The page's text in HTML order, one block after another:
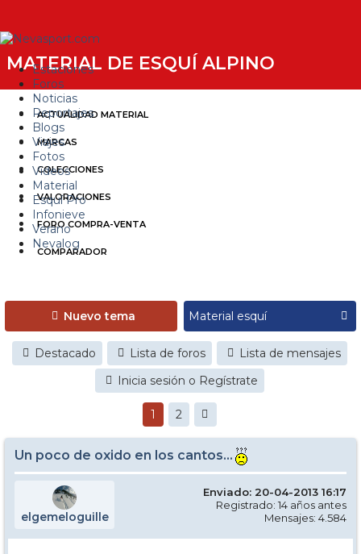
Estaciones
Foros
Noticias
Reportajes
Blogs
Viajes
Fotos
Videos
Material
Esquí Pro
Infonieve
Verano
Nevalog
MATERIAL DE ESQUÍ ALPINO
ACTUALIDAD MATERIAL
MARCAS
COLECCIONES
VALORACIONES
FORO COMPRA-VENTA
COMPARADOR
Nuevo tema
Destacado Lista de foros
Lista de mensajes
Inicia sesión o Regístrate
1 2
Un poco de oxido en los cantos...
elgemeloguille
Enviado: 20-04-2013 16:17
Registrado: 14 años antes
Mensajes: 4.584